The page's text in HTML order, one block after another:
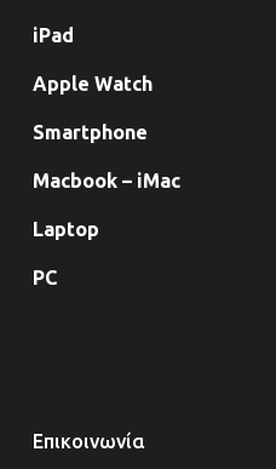
iPad
Apple Watch
Smartphone
Macbook – iMac
Laptop
PC
Επικοινωνία